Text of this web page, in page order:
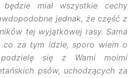
miał wszystkie cechy
jednak, że część z
tej wyjątkowej rasy. Sama
co za tym idzie, sporo wiem o
się z Wami moimi
psów, uchodzących za